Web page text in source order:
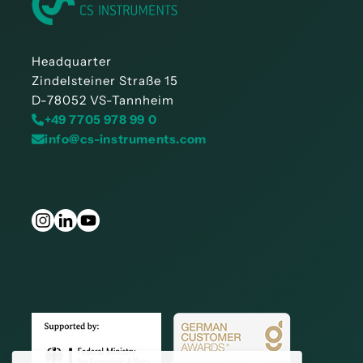
Headquarter
Zindelsteiner Straße 15
D-78052 VS-Tannheim
+49 7705 978 99 0
info@cs-instruments.com